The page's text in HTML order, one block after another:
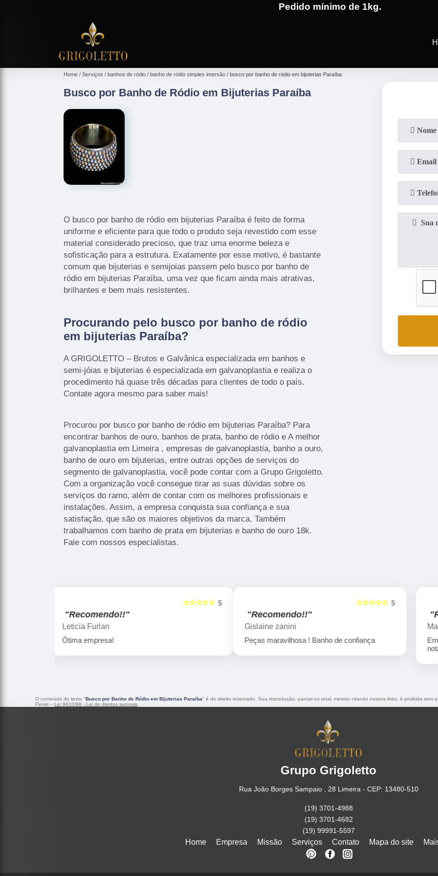
Pedido mínimo de 1kg.
(19)3701-4682
Home Serviços banhos de ródio banho de ródio simples imersão busco por banho de ródio em bijuterias Paraíba
Busco por Banho de Ródio em Bijuterias Paraíba
O busco por banho de ródio em bijuterias Paraíba é feito de forma
uniforme e eficiente para que todo o produto seja revestido com esse
material considerado precioso, que traz uma enorme beleza e
sofisticação para a estrutura. Exatamente por esse motivo, é bastante
comum que bijuterias e semijoias passem pelo busco por banho de
ródio em bijuterias Paraíba, uma vez que ficam ainda mais atrativas,
brilhantes e bem mais resistentes.
Procurando pelo busco por banho de ródio
em bijuterias Paraíba?
A GRIGOLETTO – Brutos e Galvânica especializada em banhos e
semi-jóias e bijuterias é especializada em galvanoplastia e realiza o
procedimento há quase três décadas para clientes de todo o país.
Contate agora mesmo para saber mais!
Procurou por busco por banho de ródio em bijuterias Paraíba? Para
encontrar banhos de ouro, banhos de prata, banho de ródio e A melhor
galvanoplastia em Limeira , empresas de galvanoplastia, banho a ouro,
banho de ouro em bijuterias, entre outras opções de serviços do
segmento de galvanoplastia, você pode contar com a Grupo Grigoletto.
Com a organização você consegue tirar as suas dúvidas sobre os
serviços do ramo, além de contar com os melhores profissionais e
instalações. Assim, a empresa conquista sua confiança e sua
satisfação, que são os maiores objetivos da marca. Também
trabalhamos com banho de prata em bijuterias e banho de ouro 18k.
Fale com nossos especialistas.
5
☆☆☆☆☆
"Recomendo!!"
Gislaine zanini
Peças maravilhosa ! Banho de confiança
☆☆☆☆☆
"Recomendo!!"
Marcelo Nicchio
Empresa corretíssima, banho de confiança
O conteúdo do texto "Busco por Banho de Ródio em Bijuterias Paraíba" é de direito reservado. Sua reprodução, parcial ou total, mesmo citando nossos links, é proibida
Penal – Lei 9610/98 - Lei de direitos autorais
Grupo Grigoletto
Rua João Borges Sampaio , 28 Limeira - CEP: 13480-510
(19) 3701-4988
(19) 3701-4682
(19) 99991-5597
Home Empresa Missão Serviços Contato Mapa do site